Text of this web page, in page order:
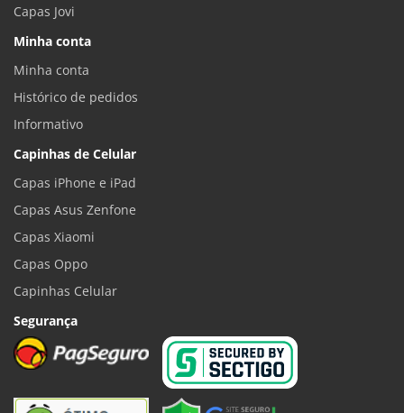
Capas Jovi
Minha conta
Minha conta
Histórico de pedidos
Informativo
Capinhas de Celular
Capas iPhone e iPad
Capas Asus Zenfone
Capas Xiaomi
Capas Oppo
Capinhas Celular
Segurança